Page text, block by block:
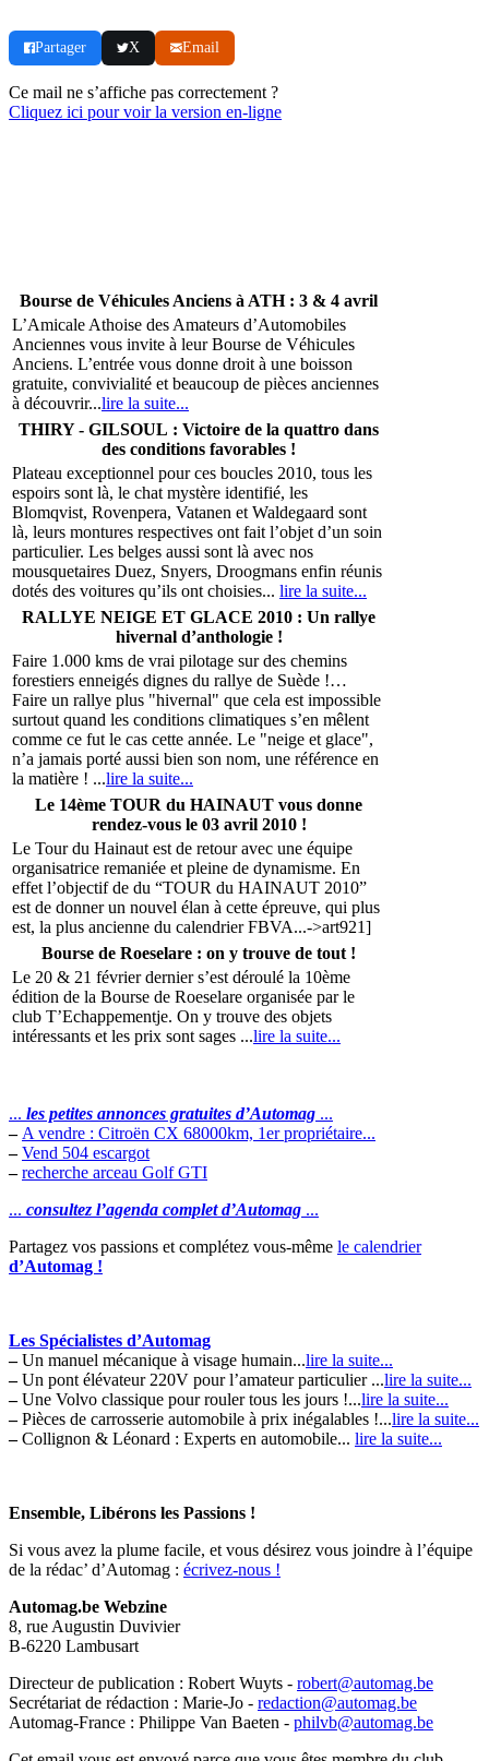
Partager X Email
Ce mail ne s’affiche pas correctement ?
Cliquez ici pour voir la version en-ligne
Bourse de Véhicules Anciens à ATH : 3 & 4 avril
L’Amicale Athoise des Amateurs d’Automobiles
Anciennes vous invite à leur Bourse de Véhicules
Anciens. L’entrée vous donne droit à une boisson
gratuite, convivialité et beaucoup de pièces anciennes
à découvrir...lire la suite...
THIRY - GILSOUL : Victoire de la quattro dans
des conditions favorables !
Plateau exceptionnel pour ces boucles 2010, tous les
espoirs sont là, le chat mystère identifié, les
Blomqvist, Rovenpera, Vatanen et Waldegaard sont
là, leurs montures respectives ont fait l’objet d’un soin
particulier. Les belges aussi sont là avec nos
mousquetaires Duez, Snyers, Droogmans enfin réunis
dotés des voitures qu’ils ont choisies... lire la suite...
RALLYE NEIGE ET GLACE 2010 : Un rallye
hivernal d’anthologie !
Faire 1.000 kms de vrai pilotage sur des chemins
forestiers enneigés dignes du rallye de Suède !…
Faire un rallye plus "hivernal" que cela est impossible
surtout quand les conditions climatiques s’en mêlent
comme ce fut le cas cette année. Le "neige et glace",
n’a jamais porté aussi bien son nom, une référence en
la matière ! ...lire la suite...
Le 14ème TOUR du HAINAUT vous donne
rendez-vous le 03 avril 2010 !
Le Tour du Hainaut est de retour avec une équipe
organisatrice remaniée et pleine de dynamisme. En
effet l’objectif de du “TOUR du HAINAUT 2010”
est de donner un nouvel élan à cette épreuve, qui plus
est, la plus ancienne du calendrier FBVA...->art921]
Bourse de Roeselare : on y trouve de tout !
Le 20 & 21 février dernier s’est déroulé la 10ème
édition de la Bourse de Roeselare organisée par le
club T’Echappementje. On y trouve des objets
intéressants et les prix sont sages ...lire la suite...
... les petites annonces gratuites d’Automag ...
– A vendre : Citroën CX 68000km, 1er propriétaire...
– Vend 504 escargot
– recherche arceau Golf GTI
... consultez l’agenda complet d’Automag ...
Partagez vos passions et complétez vous-même le calendrier
d’Automag !
Les Spécialistes d’Automag
–Un manuel mécanique à visage humain...lire la suite...
–Un pont élévateur 220V pour l’amateur particulier ...lire la suite...
–Une Volvo classique pour rouler tous les jours !...lire la suite...
–Pièces de carrosserie automobile à prix inégalables !...lire la suite...
–Collignon & Léonard : Experts en automobile... lire la suite...
Ensemble, Libérons les Passions !
Si vous avez la plume facile, et vous désirez vous joindre à l’équipe
de la rédac’ d’Automag : écrivez-nous !
Automag.be Webzine
8, rue Augustin Duvivier
B-6220 Lambusart
Directeur de publication : Robert Wuyts - robert@automag.be
Secrétariat de rédaction : Marie-Jo - redaction@automag.be
Automag-France : Philippe Van Baeten - philvb@automag.be